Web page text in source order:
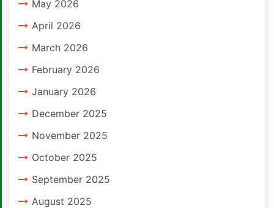
May 2026
April 2026
March 2026
February 2026
January 2026
December 2025
November 2025
October 2025
September 2025
August 2025